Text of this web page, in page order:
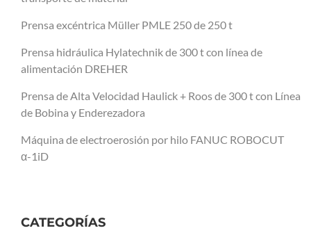
Prensa excéntrica Müller PMLE 250 de 250 t
Prensa hidráulica Hylatechnik de 300 t con línea de
alimentación DREHER
Prensa de Alta Velocidad Haulick + Roos de 300 t con Línea
de Bobina y Enderezadora
Máquina de electroerosión por hilo FANUC ROBOCUT
α-1iD
CATEGORÍAS